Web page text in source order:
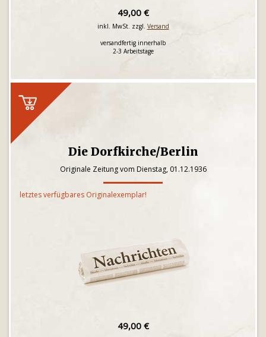
49,00 €
inkl. MwSt. zzgl. Versand
versandfertig innerhalb
2-3 Arbeitstage
Die Dorfkirche/Berlin
Originale Zeitung vom Dienstag, 01.12.1936
letztes verfügbares Originalexemplar!
49,00 €